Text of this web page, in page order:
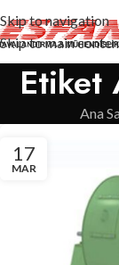
Skip to navigation
Skip to main
Etiket
Ana
17
MAR